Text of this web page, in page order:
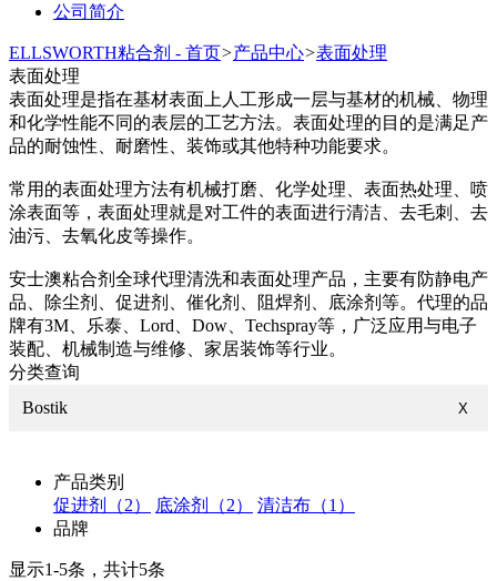
公司简介
ELLSWORTH粘合剂 - 首页>产品中心>表面处理
表面处理
表面处理是指在基材表面上人工形成一层与基材的机械、物理
和化学性能不同的表层的工艺方法。表面处理的目的是满足产
品的耐蚀性、耐磨性、装饰或其他特种功能要求。
常用的表面处理方法有机械打磨、化学处理、表面热处理、喷
涂表面等，表面处理就是对工件的表面进行清洁、去毛刺、去
油污、去氧化皮等操作。
安士澳粘合剂全球代理清洗和表面处理产品，主要有防静电产
品、除尘剂、促进剂、催化剂、阻焊剂、底涂剂等。代理的品
牌有3M、乐泰、Lord、Dow、Techspray等，广泛应用与电子
装配、机械制造与维修、家居装饰等行业。
分类查询
Bostik
X
产品类别
促进剂（2）
底涂剂（2）
清洁布（1）
品牌
显示1-5条，共计5条